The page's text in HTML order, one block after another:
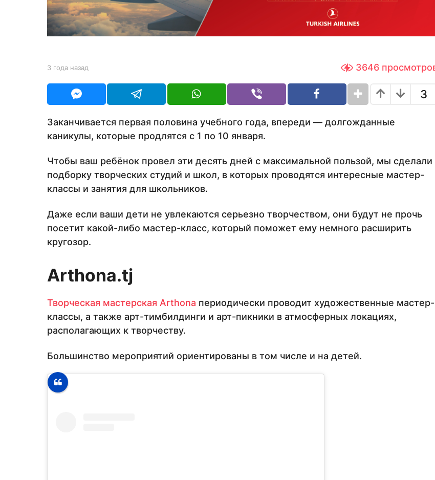
а
н
а
b
Y
U
R
3 года назад
а
а
з
3646
3
Заканчивается первая половина учебного года, впереди — долгожданные
каникулы, которые продлятся с 1 по 10 января.
Чтобы ваш ребёнок провел эти десять дней с максимальной пользой, мы сделали
подборку творческих студий и школ, в которых проводятся интересные мастер-
классы и занятия для школьников.
Даже если ваши дети не увлекаются серьезно творчеством, они будут не прочь
посетит какой-либо мастер-класс, который поможет ему немного расширить
кругозор.
Arthona.tj
Творческая мастерская Arthona периодически проводит художественные мастер-
классы, а также арт-тимбилдинги и арт-пикники в атмосферных локациях,
располагающих к творчеству.
Большинство мероприятий ориентированы в том числе и на детей.